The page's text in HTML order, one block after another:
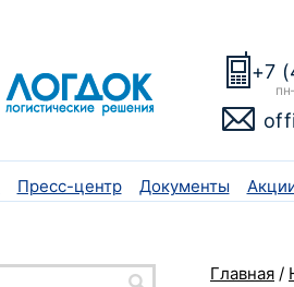
+7
Пресс-центр Документы
Главная /